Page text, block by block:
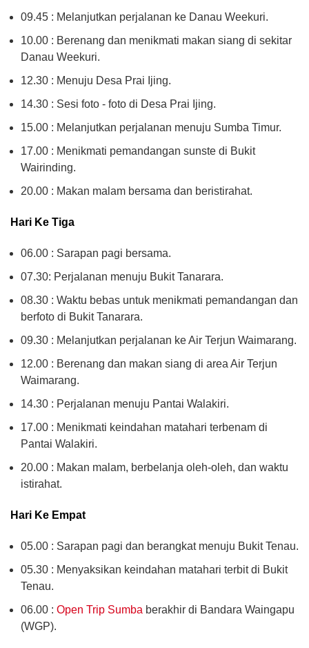
09.45 : Melanjutkan perjalanan ke Danau Weekuri.
10.00 : Berenang dan menikmati makan siang di sekitar
Danau Weekuri.
12.30 : Menuju Desa Prai Ijing.
14.30 : Sesi foto - foto di Desa Prai Ijing.
15.00 : Melanjutkan perjalanan menuju Sumba Timur.
17.00 : Menikmati pemandangan sunste di Bukit
Wairinding.
20.00 : Makan malam bersama dan beristirahat.
Hari Ke Tiga
06.00 : Sarapan pagi bersama.
07.30: Perjalanan menuju Bukit Tanarara.
08.30 : Waktu bebas untuk menikmati pemandangan dan
berfoto di Bukit Tanarara.
09.30 : Melanjutkan perjalanan ke Air Terjun Waimarang.
12.00 : Berenang dan makan siang di area Air Terjun
Waimarang.
14.30 : Perjalanan menuju Pantai Walakiri.
17.00 : Menikmati keindahan matahari terbenam di
Pantai Walakiri.
20.00 : Makan malam, berbelanja oleh-oleh, dan waktu
istirahat.
Hari Ke Empat
05.00 : Sarapan pagi dan berangkat menuju Bukit Tenau.
05.30 : Menyaksikan keindahan matahari terbit di Bukit
Tenau.
06.00 : Open Trip Sumba berakhir di Bandara Waingapu
(WGP).